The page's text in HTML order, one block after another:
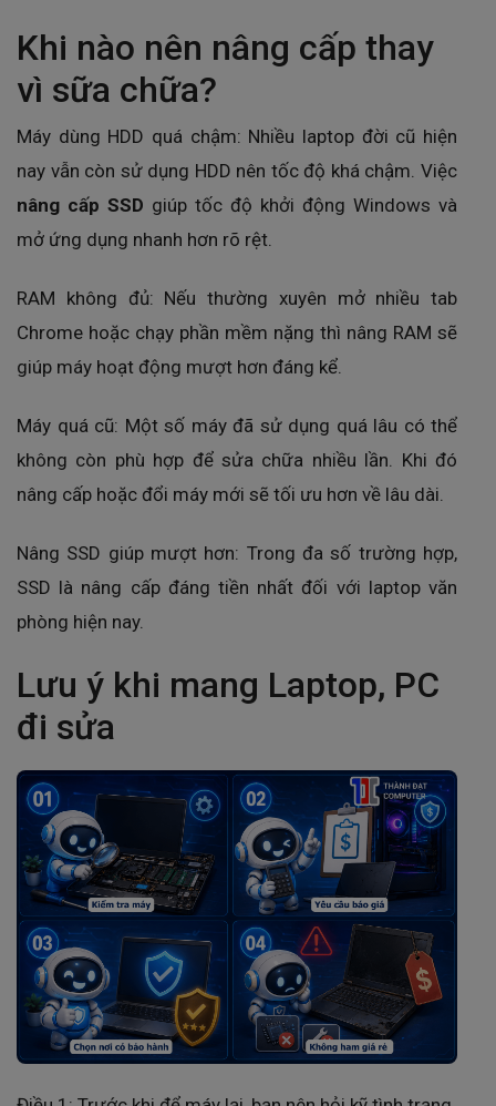
Khi nào nên nâng cấp thay
vì sữa chữa?
Máy dùng HDD quá chậm: Nhiều laptop đời cũ hiện
nay vẫn còn sử dụng HDD nên tốc độ khá chậm. Việc
nâng cấp SSD giúp tốc độ khởi động Windows và
mở ứng dụng nhanh hơn rõ rệt.
RAM không đủ: Nếu thường xuyên mở nhiều tab
Chrome hoặc chạy phần mềm nặng thì nâng RAM sẽ
giúp máy hoạt động mượt hơn đáng kể.
Máy quá cũ: Một số máy đã sử dụng quá lâu có thể
không còn phù hợp để sửa chữa nhiều lần. Khi đó
nâng cấp hoặc đổi máy mới sẽ tối ưu hơn về lâu dài.
Nâng SSD giúp mượt hơn: Trong đa số trường hợp,
SSD là nâng cấp đáng tiền nhất đối với laptop văn
phòng hiện nay.
Lưu ý khi mang Laptop, PC
đi sửa